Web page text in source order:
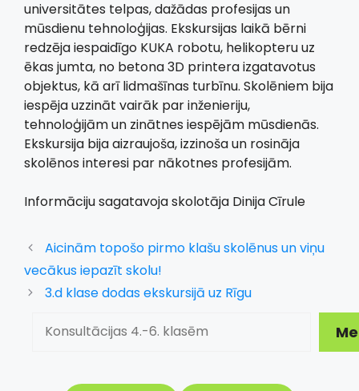
universitātes telpas, dažādas profesijas un
mūsdienu tehnoloģijas. Ekskursijas laikā bērni
redzēja iespaidīgo KUKA robotu, helikopteru uz
ēkas jumta, no betona 3D printera izgatavotus
objektus, kā arī lidmašīnas turbīnu. Skolēniem bija
iespēja uzzināt vairāk par inženieriju,
tehnoloģijām un zinātnes iespējām mūsdienās.
Ekskursija bija aizraujoša, izzinoša un rosināja
skolēnos interesi par nākotnes profesijām.
Informāciju sagatavoja skolotāja Dinija Cīrule
Aicinām topošo pirmo klašu skolēnus un viņu
vecākus iepazīt skolu!
3.d klase dodas ekskursijā uz Rīgu